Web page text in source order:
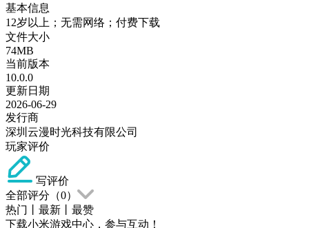
基本信息
12岁以上；无需网络；付费下载
文件大小
74MB
当前版本
10.0.0
更新日期
2026-06-29
发行商
深圳云漫时光科技有限公司
玩家评价
写评价
全部评分（0）
热门
最新
最赞
下载小米游戏中心，参与互动！